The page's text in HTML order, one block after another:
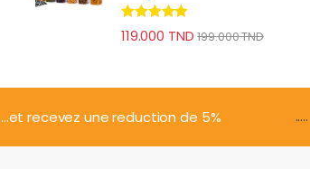
Note4.74
sur 5
119.000 TND 199.000TND
...et recevez une reduction de 5% .....